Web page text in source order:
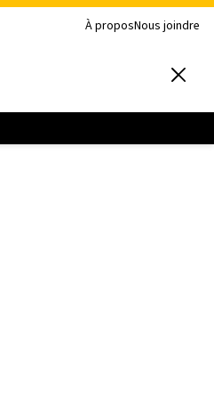
À proposNous joindre